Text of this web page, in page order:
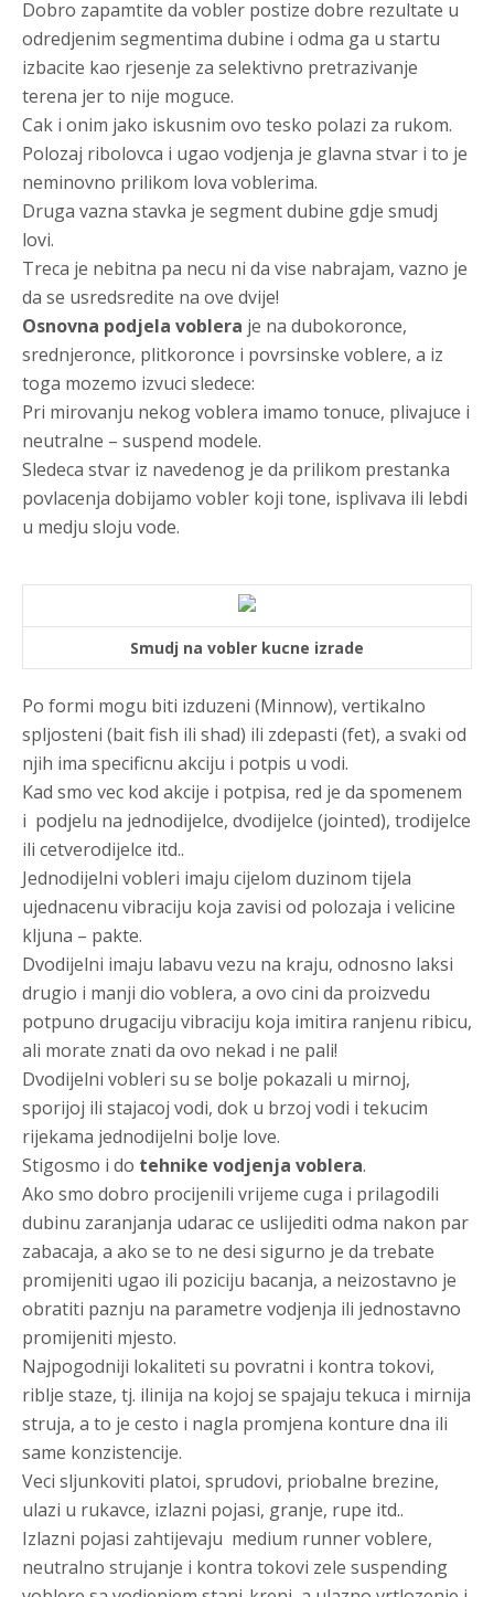
Dobro zapamtite da vobler postize dobre rezultate u
odredjenim segmentima dubine i odma ga u startu
izbacite kao rjesenje za selektivno pretrazivanje
terena jer to nije moguce.
Cak i onim jako iskusnim ovo tesko polazi za rukom.
Polozaj ribolovca i ugao vodjenja je glavna stvar i to je
neminovno prilikom lova voblerima.
Druga vazna stavka je segment dubine gdje smudj
lovi.
Treca je nebitna pa necu ni da vise nabrajam, vazno je
da se usredsredite na ove dvije!
Osnovna podjela voblera je na dubokoronce,
srednjeronce, plitkoronce i povrsinske voblere, a iz
toga mozemo izvuci sledece:
Pri mirovanju nekog voblera imamo tonuce, plivajuce i
neutralne – suspend modele.
Sledeca stvar iz navedenog je da prilikom prestanka
povlacenja dobijamo vobler koji tone, isplivava ili lebdi
u medju sloju vode.
Smudj na vobler kucne izrade
Po formi mogu biti izduzeni (Minnow), vertikalno
spljosteni (bait fish ili shad) ili zdepasti (fet), a svaki od
njih ima specificnu akciju i potpis u vodi.
Kad smo vec kod akcije i potpisa, red je da spomenem
i podjelu na jednodijelce, dvodijelce (jointed), trodijelce
ili cetverodijelce itd..
Jednodijelni vobleri imaju cijelom duzinom tijela
ujednacenu vibraciju koja zavisi od polozaja i velicine
kljuna – pakte.
Dvodijelni imaju labavu vezu na kraju, odnosno laksi
drugio i manji dio voblera, a ovo cini da proizvedu
potpuno drugaciju vibraciju koja imitira ranjenu ribicu,
ali morate znati da ovo nekad i ne pali!
Dvodijelni vobleri su se bolje pokazali u mirnoj,
sporijoj ili stajacoj vodi, dok u brzoj vodi i tekucim
rijekama jednodijelni bolje love.
Stigosmo i do tehnike vodjenja voblera.
Ako smo dobro procijenili vrijeme cuga i prilagodili
dubinu zaranjanja udarac ce uslijediti odma nakon par
zabacaja, a ako se to ne desi sigurno je da trebate
promijeniti ugao ili poziciju bacanja, a neizostavno je
obratiti paznju na parametre vodjenja ili jednostavno
promijeniti mjesto.
Najpogodniji lokaliteti su povratni i kontra tokovi,
riblje staze, tj. ilinija na kojoj se spajaju tekuca i mirnija
struja, a to je cesto i nagla promjena konture dna ili
same konzistencije.
Veci sljunkoviti platoi, sprudovi, priobalne brezine,
ulazi u rukavce, izlazni pojasi, granje, rupe itd..
Izlazni pojasi zahtijevaju medium runner voblere,
neutralno strujanje i kontra tokovi zele suspending